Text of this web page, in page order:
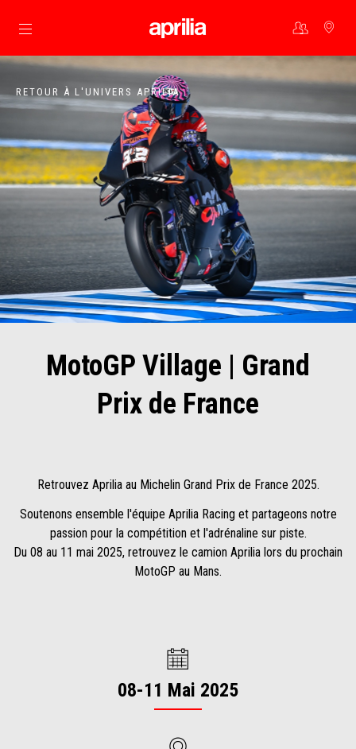
Aller au contenu principal
RETOUR À L'UNIVERS APRILIA
MotoGP Village | Grand
Prix de France
Retrouvez Aprilia au Michelin Grand Prix de France 2025.
Soutenons ensemble l'équipe Aprilia Racing et partageons notre
passion pour la compétition et l'adrénaline sur piste.
Du 08 au 11 mai 2025, retrouvez le camion Aprilia lors du prochain
MotoGP au Mans.
08-11 Mai 2025